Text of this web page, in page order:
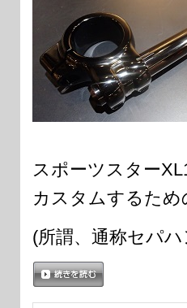
スポーツスター
カスタムするため
(所謂、通称セパハ